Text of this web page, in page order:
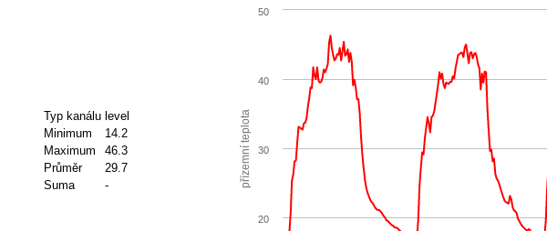
Typ kanálu level
Minimum
14.2
Maximum
46.3
Průměr
29.7
Suma
- přízemní teplota
20
30
40
50